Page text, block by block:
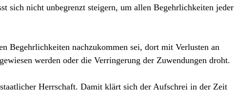
sich nicht unbegrenzt steigern, um allen Begehrlichkeiten jeder
Begehrlichkeiten nachzukommen sei, dort mit Verlusten an
werden oder die Verringerung der Zuwendungen droht.
Herrschaft. Damit klärt sich der Aufschrei in der Zeit